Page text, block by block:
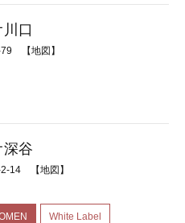
口
79
【地図】
深谷
2-14
【地図】
White Label